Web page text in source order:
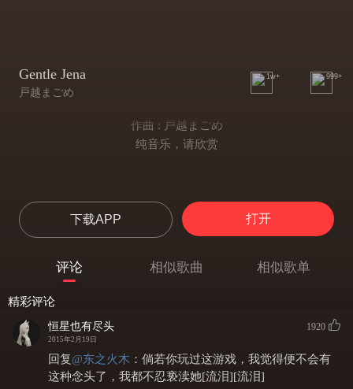
Gentle Jena
戸越まごめ
1w+ 999+
作曲 : 戸越まごめ
纯音乐，请欣赏
下载APP 打开
评论 相似歌曲 相似歌单
精彩评论
恒星也有尽头
2015年2月19日
1920
回复@东之火木 ： 倘若你玩过这游戏，我觉得便不会有
这种念头了，我都不忍亵渎她[流泪][流泪]